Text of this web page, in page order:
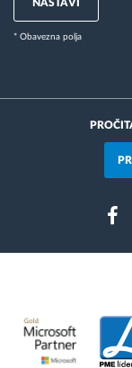
NASTAVI
* Obavezna polja